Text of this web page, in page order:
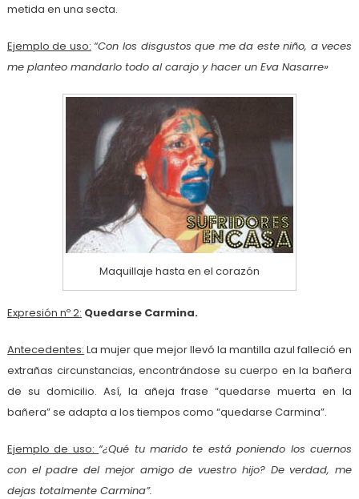
metida en una secta.
Ejemplo de uso: “Con los disgustos que me da este niño, a veces
me planteo mandarlo todo al carajo y hacer un Eva Nasarre»
Maquillaje hasta en el corazón
Expresión nº 2: Quedarse Carmina.
Antecedentes: La mujer que mejor llevó la mantilla azul falleció en
extrañas circunstancias, encontrándose su cuerpo en la bañera
de su domicilio. Así, la añeja frase “quedarse muerta en la
bañera” se adapta a los tiempos como “quedarse Carmina”.
Ejemplo de uso:“¿Qué tu marido te está poniendo los cuernos
con el padre del mejor amigo de vuestro hijo? De verdad, me
dejas totalmente Carmina”.